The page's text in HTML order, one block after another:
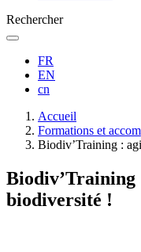
Rechercher
FR
EN
cn
d'Ariane
Accueil
Formations et
Biodiv’Training :
biodiversité !